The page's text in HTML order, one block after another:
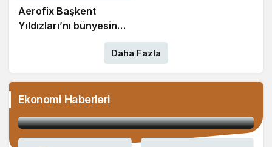
olsun’ ziyareti
Aerofix Başkent
Yıldızları’nı bünyesine
Daha Fazla
Ekonomi Haberleri
Avrupa’daki liderliğini koruyan İGA İstanbul